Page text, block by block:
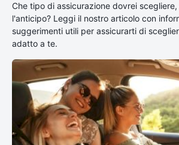
Che tipo di assicurazione dovrei
l'anticipo? Leggi il nostro articolo con
suggerimenti utili per assicurarti di
adatto a te.